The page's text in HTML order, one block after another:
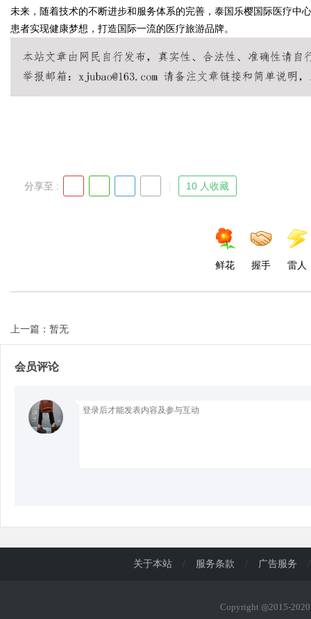
未来，随着技术的不断进步和服务体系的完善，泰国乐樱国际医疗中
患者实现健康梦想，打造国际一流的医疗旅游品牌。
分享至 : 10 人收藏
鲜花 握手 雷人
上一篇：暂无
会员评论
关于本站 / 服务条款 / 广告服务 /
Copyright ◎2015-